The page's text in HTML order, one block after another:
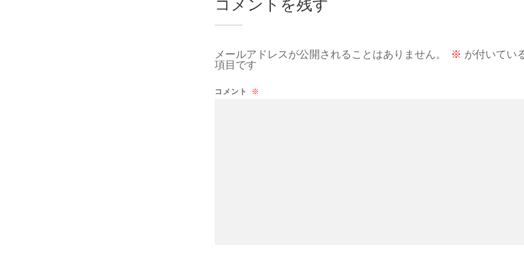
コメントを残す
メールアドレスが公開されることはありません。 ※ が付いてい
項目です
コメント ※